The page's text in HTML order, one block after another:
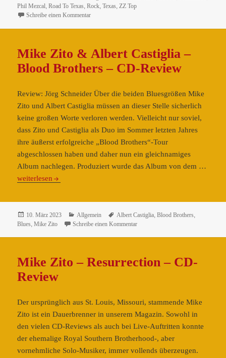
Texas
am
Phil Mezcal,Road To Texas,Rock,Texas,ZZ Top
Schreibe einen Kommentarzu Mezcaleros – Road To Texas – CD-Review
Mike Zito & Albert Castiglia –
Blood Brothers – CD-Review
Review: Jörg Schneider Über die beiden Bluesgrößen Mike
Zito und Albert Castiglia müssen an dieser Stelle sicherlich
keine großen Worte verloren werden. Vielleicht nur soviel,
dass Zito und Castiglia als Duo im Sommer letzten Jahres
ihre äußerst erfolgreiche „Blood Brothers“-Tour
abgeschlossen haben und daher nun ein gleichnamiges
Album nachlegen. Produziert wurde das Album von dem …
Albert
Blood
weiterlesen
Veröffentlicht
am
10. März 2023 Kategorien
Allgemein Schlagwörter
Albert Castiglia ,Blood Brothers
Blues ,Mike Zito Schreibe einen Kommentarzu Mike Zito & Albert Castiglia –
Mike Zito – Resurrection – CD-
Review
Der ursprünglich aus St. Louis, Missouri, stammende Mike
Zito ist ein Dauerbrenner in unserem Magazin. Sowohl in
den vielen CD-Reviews als auch bei Live-Auftritten konnte
der ehemalige Royal Southern Brotherhood-, aber
vornehmliche Solo-Musiker, immer vollends überzeugen.